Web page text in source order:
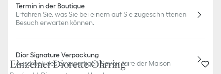
Einzelner Diorette Ohrring
Termin in der Boutique
Erfahren Sie, was Sie bei einem auf Sie zugeschnittenen
Besuch erwarten können.
Dior Signature Verpackung
Ausdruck des einzigartigen Savoir-faire der Maison